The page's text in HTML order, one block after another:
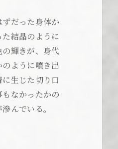
だった身体か
結晶のように
輝きが、身代
ように噴き出
に生じた切り口
なかったかの
んでいる。